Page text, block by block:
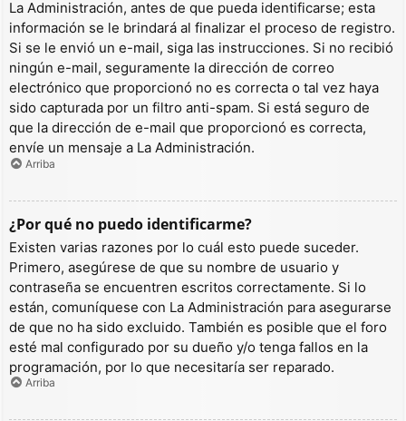
La Administración, antes de que pueda identificarse; esta
información se le brindará al finalizar el proceso de registro.
Si se le envió un e-mail, siga las instrucciones. Si no recibió
ningún e-mail, seguramente la dirección de correo
electrónico que proporcionó no es correcta o tal vez haya
sido capturada por un filtro anti-spam. Si está seguro de
que la dirección de e-mail que proporcionó es correcta,
envíe un mensaje a La Administración.
Arriba
¿Por qué no puedo identificarme?
Existen varias razones por lo cuál esto puede suceder.
Primero, asegúrese de que su nombre de usuario y
contraseña se encuentren escritos correctamente. Si lo
están, comuníquese con La Administración para asegurarse
de que no ha sido excluido. También es posible que el foro
esté mal configurado por su dueño y/o tenga fallos en la
programación, por lo que necesitaría ser reparado.
Arriba